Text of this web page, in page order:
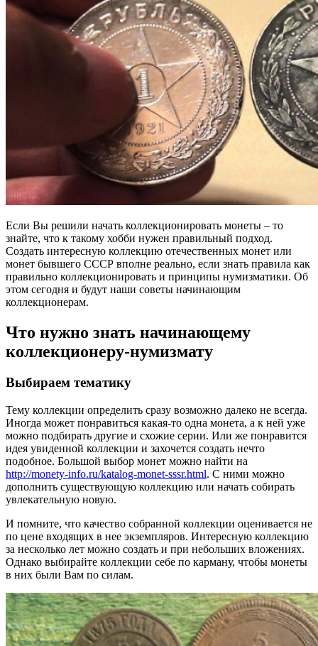
Если Вы решили начать коллекционировать монеты – то
знайте, что к такому хобби нужен правильный подход.
Создать интересную коллекцию отечественных монет или
монет бывшего СССР вполне реально, если знать правила как
правильно коллекционировать и принципы нумизматики. Об
этом сегодня и будут наши советы начинающим
коллекционерам.
Что нужно знать начинающему
коллекционеру-нумизмату
Выбираем тематику
Тему коллекции определить сразу возможно далеко не всегда.
Иногда может понравиться какая-то одна монета, а к ней уже
можно подбирать другие и схожие серии. Или же понравится
идея увиденной коллекции и захочется создать нечто
подобное. Большой выбор монет можно найти на
http://monety-info.ru/katalog-monet-sssr.html. С ними можно
дополнить существующую коллекцию или начать собирать
увлекательную новую.
И помните, что качество собранной коллекции оценивается не
по цене входящих в нее экземпляров. Интересную коллекцию
за несколько лет можно создать и при небольших вложениях.
Однако выбирайте коллекции себе по карману, чтобы монеты
в них были Вам по силам.